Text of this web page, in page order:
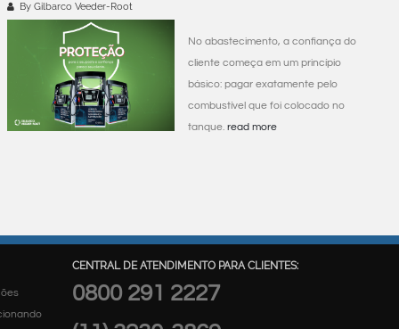
By Gilbarco Veeder-Root
No abastecimento, a confiança do
cliente começa em um princípio
básico: pagar exatamente pelo
combustível que foi colocado no
tanque. read more
CENTRAL DE ATENDIMENTO PARA CLIENTES:
0800 291 2227